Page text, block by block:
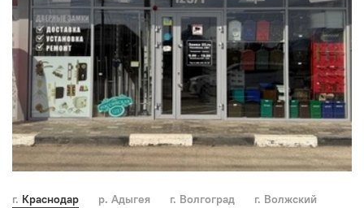
г. Краснодар р. Адыгея г. Волгоград
г. Волжский